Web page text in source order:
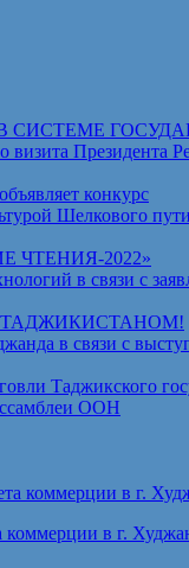
Президента
конкурс
Шелкового
2022»
в связи с
ТАДЖИКИСТАНОМ!
в связи с
Таджикского
ООН
коммерции в г.